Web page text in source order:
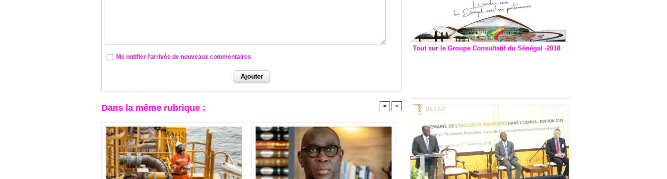
Me notifier l'arrivée de nouveaux commentaires
Dans la même rubrique : < >
Tout sur le Groupe Consultatif du Sénégal -2018